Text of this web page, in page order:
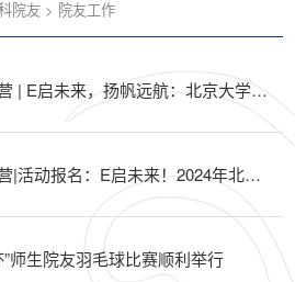
院友 > 院友工作
校友子女夏令营 | E启未来，扬帆远航：北京大学信息科学技术学院成功举办2024年首届校友子女夏令营活动
校友子女夏令营|活动报名：E启未来！2024年北大信科校友子女夏令营报名启动
”师生院友羽毛球比赛顺利举行